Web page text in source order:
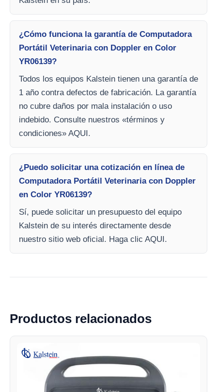
¿Cómo funciona la garantía de Computadora
Portátil Veterinaria con Doppler en Color
YR06139?
Todos los equipos Kalstein tienen una garantía de
1 año contra defectos de fabricación. La garantía
no cubre daños por mala instalación o uso
indebido. Consulte nuestros «términos y
condiciones» AQUI.
¿Puedo solicitar una cotización en línea de
Computadora Portátil Veterinaria con Doppler
en Color YR06139?
Sí, puede solicitar un presupuesto del equipo
Kalstein de su interés directamente desde
nuestro sitio web oficial. Haga clic AQUI.
Productos relacionados